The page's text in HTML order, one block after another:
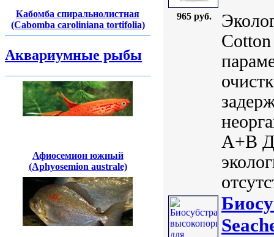
Кабомба спиральнолистная
(Cabomba caroliniana tortifolia)
Аквариумные рыбы
Афиосемион южный
(Aphyosemion australe)
965 руб.
A+B